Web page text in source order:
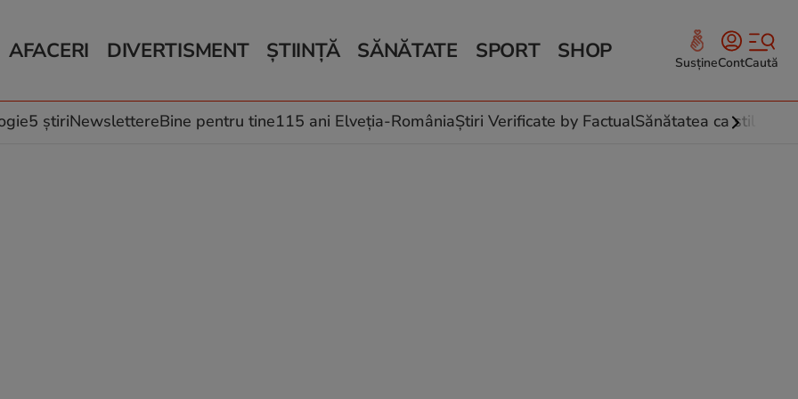
AFACERI
Auto
Locuri de muncă
DIVERTISMENT
Horoscop
Muzică și Filme
ȘTIINȚĂ
Schimbări climatice
SĂNĂTATE
Relații
Rețete culinare
SPORT SHOP SusțineContCaută
5 știriNewslettereBine pentru tine115 ani Elveția-RomâniaȘtiri Verificate by FactualSănătatea ca stil de